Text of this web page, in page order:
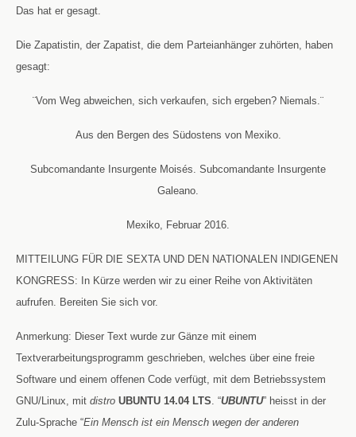
Das hat er gesagt.
Die Zapatistin, der Zapatist, die dem Parteianhänger zuhörten, haben
gesagt:
¨Vom Weg abweichen, sich verkaufen, sich ergeben? Niemals.¨
Aus den Bergen des Südostens von Mexiko.
Subcomandante Insurgente Moisés. Subcomandante Insurgente
Galeano.
Mexiko, Februar 2016.
MITTEILUNG FÜR DIE SEXTA UND DEN NATIONALEN INDIGENEN
KONGRESS: In Kürze werden wir zu einer Reihe von Aktivitäten
aufrufen. Bereiten Sie sich vor.
Anmerkung: Dieser Text wurde zur Gänze mit einem
Textverarbeitungsprogramm geschrieben, welches über eine freie
Software und einem offenen Code verfügt, mit dem Betriebssystem
GNU/Linux, mit distro UBUNTU 14.04 LTS. “UBUNTU” heisst in der
Zulu-Sprache “Ein Mensch ist ein Mensch wegen der anderen